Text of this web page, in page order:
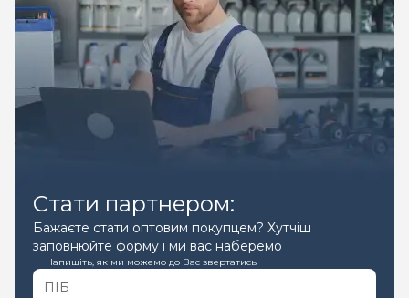
Стати партнером:
Бажаєте стати оптовим покупцем? Хутчіш
заповнюйте форму і ми вас наберемо
Напишіть, як ми можемо до Вас звертатись